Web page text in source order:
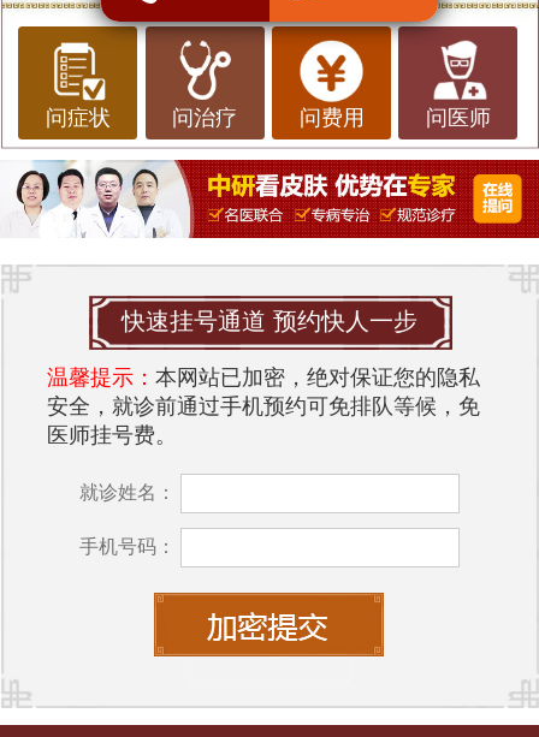
问症状 问治疗 问费用 问医师
快速挂号通道 预约快人一步
温馨提示： 本网站已加密，绝对保证您的隐私
安全，就诊前通过手机预约可免排队等候，免
医师挂号费。
就诊姓名：
手机号码：